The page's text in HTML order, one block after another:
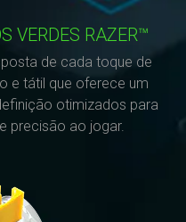
VERDES RAZER™
de cada toque de
e tátil que oferece um
otimizados para
precisão ao jogar.